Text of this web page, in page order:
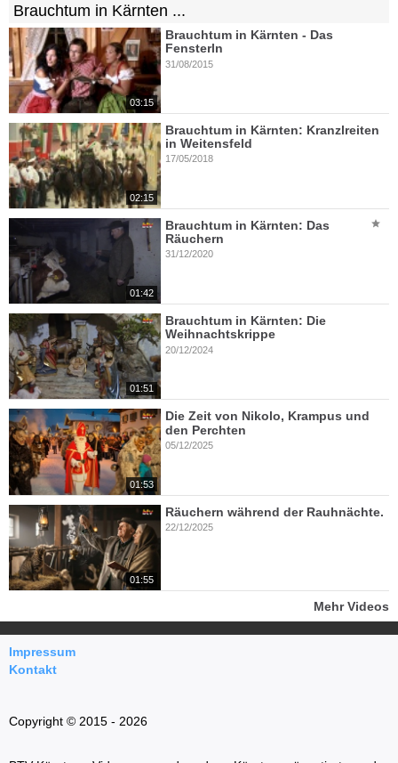
Brauchtum in Kärnten ...
03:15
Brauchtum in Kärnten - Das
Fensterln
31/08/2015
02:15
Brauchtum in Kärnten: Kranzlreiten
in Weitensfeld
17/05/2018
01:42
Brauchtum in Kärnten: Das
Räuchern
31/12/2020
01:51
Brauchtum in Kärnten: Die
Weihnachtskrippe
20/12/2024
01:53
Die Zeit von Nikolo, Krampus und
den Perchten
05/12/2025
01:55
Räuchern während der Rauhnächte.
22/12/2025
Mehr Videos
Impressum
Kontakt
Copyright © 2015 - 2026